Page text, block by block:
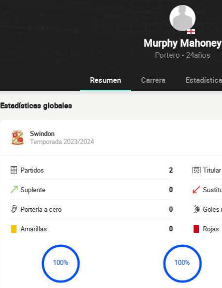
Murphy Mahoney
Portero - 24años
Resumen Carrera
Estadísticas globales
Swindon
Temporada 2023/2024
Partidos 2
Suplente 0
Portería a cero 0
Amarillas 0
Titular
Goles
Rojas
100% 100%